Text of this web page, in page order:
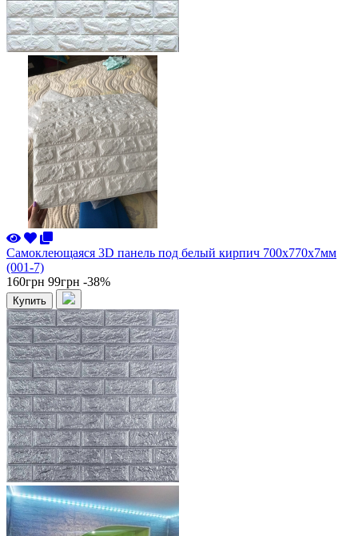
Самоклеющаяся 3D панель под белый кирпич 700x770x7мм
(001-7)
160грн 99грн -38%
Купить